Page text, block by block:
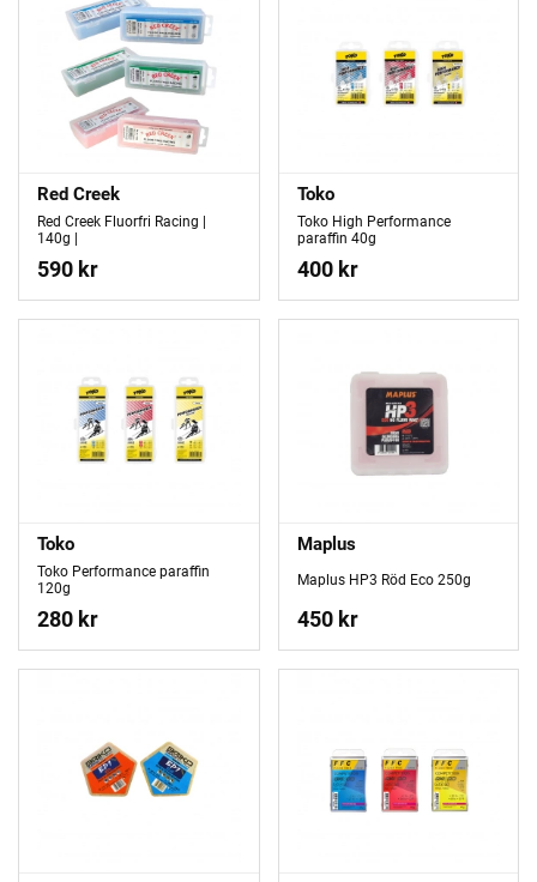
Red Creek
Red Creek Fluorfri Racing |
140g |
590 kr
Toko
Toko High Performance
paraffin 40g
400 kr
Toko
Toko Performance paraffin
120g
280 kr
Maplus
Maplus HP3 Röd Eco 250g
450 kr